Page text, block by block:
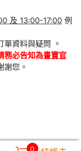
及 13:00-17:00 例
留下您的訂單資料與疑問 。
務必告知為書寶官
謝您。
0